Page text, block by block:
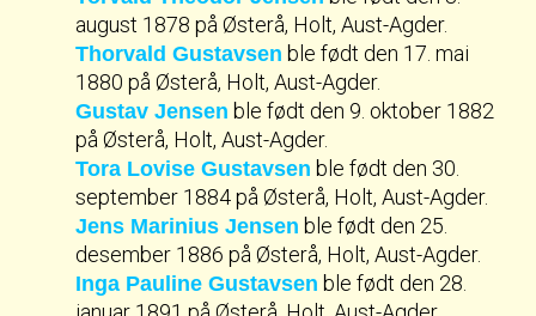
august 1878 på Østerå, Holt, Aust-Agder.
Thorvald Gustavsen ble født den 17. mai
1880 på Østerå, Holt, Aust-Agder.
Gustav Jensen ble født den 9. oktober 1882
på Østerå, Holt, Aust-Agder.
Tora Lovise Gustavsen ble født den 30.
september 1884 på Østerå, Holt, Aust-Agder.
Jens Marinius Jensen ble født den 25.
desember 1886 på Østerå, Holt, Aust-Agder.
Inga Pauline Gustavsen ble født den 28.